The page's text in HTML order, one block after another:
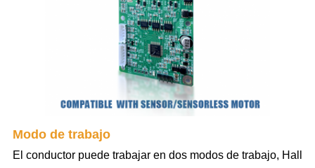
Modo de trabajo
El conductor puede trabajar en dos modos de trabajo, Hall